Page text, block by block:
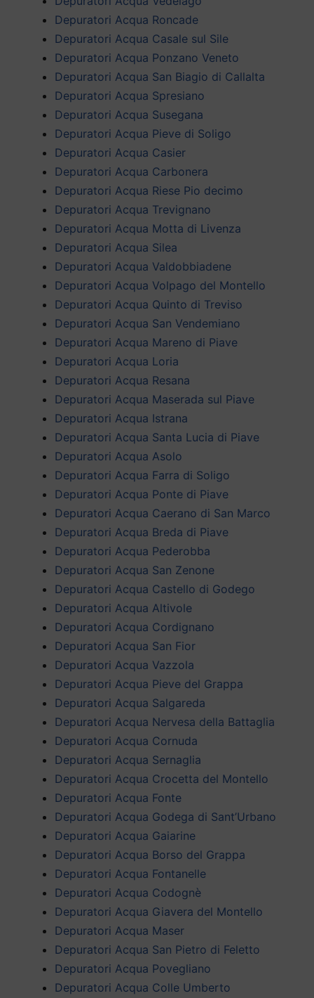
Depuratori Acqua Roncade
Depuratori Acqua Casale sul Sile
Depuratori Acqua Ponzano Veneto
Depuratori Acqua San Biagio di Callalta
Depuratori Acqua Spresiano
Depuratori Acqua Susegana
Depuratori Acqua Pieve di Soligo
Depuratori Acqua Casier
Depuratori Acqua Carbonera
Depuratori Acqua Riese Pio decimo
Depuratori Acqua Trevignano
Depuratori Acqua Motta di Livenza
Depuratori Acqua Silea
Depuratori Acqua Valdobbiadene
Depuratori Acqua Volpago del Montello
Depuratori Acqua Quinto di Treviso
Depuratori Acqua San Vendemiano
Depuratori Acqua Mareno di Piave
Depuratori Acqua Loria
Depuratori Acqua Resana
Depuratori Acqua Maserada sul Piave
Depuratori Acqua Istrana
Depuratori Acqua Santa Lucia di Piave
Depuratori Acqua Asolo
Depuratori Acqua Farra di Soligo
Depuratori Acqua Ponte di Piave
Depuratori Acqua Caerano di San Marco
Depuratori Acqua Breda di Piave
Depuratori Acqua Pederobba
Depuratori Acqua San Zenone
Depuratori Acqua Castello di Godego
Depuratori Acqua Altivole
Depuratori Acqua Cordignano
Depuratori Acqua San Fior
Depuratori Acqua Vazzola
Depuratori Acqua Pieve del Grappa
Depuratori Acqua Salgareda
Depuratori Acqua Nervesa della Battaglia
Depuratori Acqua Cornuda
Depuratori Acqua Sernaglia
Depuratori Acqua Crocetta del Montello
Depuratori Acqua Fonte
Depuratori Acqua Godega di Sant’Urbano
Depuratori Acqua Gaiarine
Depuratori Acqua Borso del Grappa
Depuratori Acqua Fontanelle
Depuratori Acqua Codognè
Depuratori Acqua Giavera del Montello
Depuratori Acqua Maser
Depuratori Acqua San Pietro di Feletto
Depuratori Acqua Povegliano
Depuratori Acqua Colle Umberto